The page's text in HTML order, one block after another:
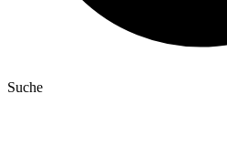
Suche